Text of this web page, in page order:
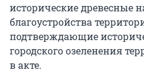
исторические древесные
благоустройства
подтверждающие
городского озеленения
в акте.